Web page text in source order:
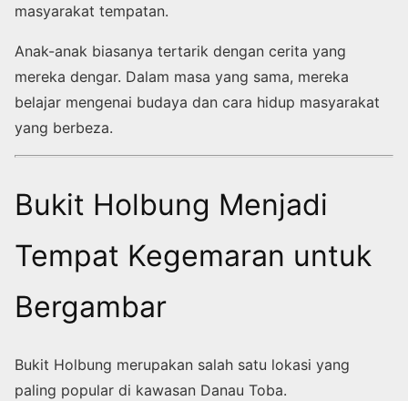
masyarakat tempatan.
Anak-anak biasanya tertarik dengan cerita yang
mereka dengar. Dalam masa yang sama, mereka
belajar mengenai budaya dan cara hidup masyarakat
yang berbeza.
Bukit Holbung Menjadi
Tempat Kegemaran untuk
Bergambar
Bukit Holbung merupakan salah satu lokasi yang
paling popular di kawasan Danau Toba.